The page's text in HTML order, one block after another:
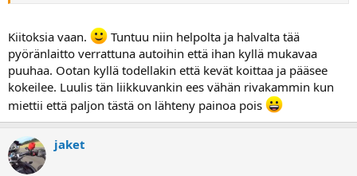
Kiitoksia vaan.
Tuntuu niin helpolta ja halvalta tää
pyöränlaitto verrattuna autoihin että ihan kyllä mukavaa
puuhaa. Ootan kyllä todellakin että kevät koittaa ja pääsee
kokeilee. Luulis tän liikkuvankin ees vähän rivakammin kun
miettii että paljon tästä on lähteny painoa pois
jaket